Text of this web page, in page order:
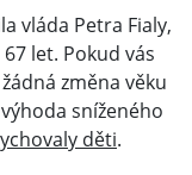
vláda Petra Fialy,
let. Pokud vás
změna věku
sníženého
děti.